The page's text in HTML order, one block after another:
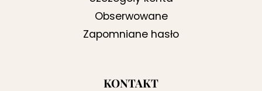
Obserwowane
Zapomniane hasło
KONTAKT